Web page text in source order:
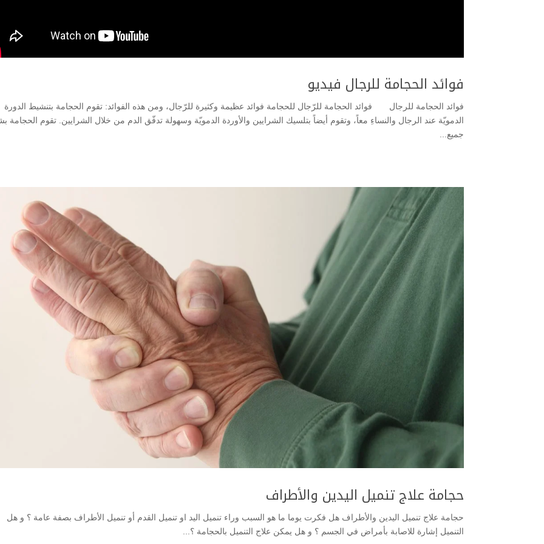
فوائد الحجامة للرجال فيديو
فوائد الحجامة للرجال فوائد الحجامة للرّجال للحجامة فوائد عظيمة وكثيرة للرّجال، ومن هذه الفوائد: تقوم الحجامة بتنشيط الدورة
الدمويّة عند الرجال والنساءِ معاً، وتقوم أيضاً بتلسيك الشرايين والأوردة الدمويّة وسهولة تدفّق الدم من خلال الشرايين. تقوم الحجامة
جميع...
حجامة علاج تنميل اليدين والأطراف
حجامة علاج تنميل اليدين والأطراف هل فكرت يوما ما هو السبب وراء تنميل اليد او تنميل القدم أو تنميل الأطراف بصفة عامة ؟ و هل
التنميل إشارة للاصابة بأمراض في الجسم ؟ و هل يمكن علاج التنميل بالحجامة ؟...